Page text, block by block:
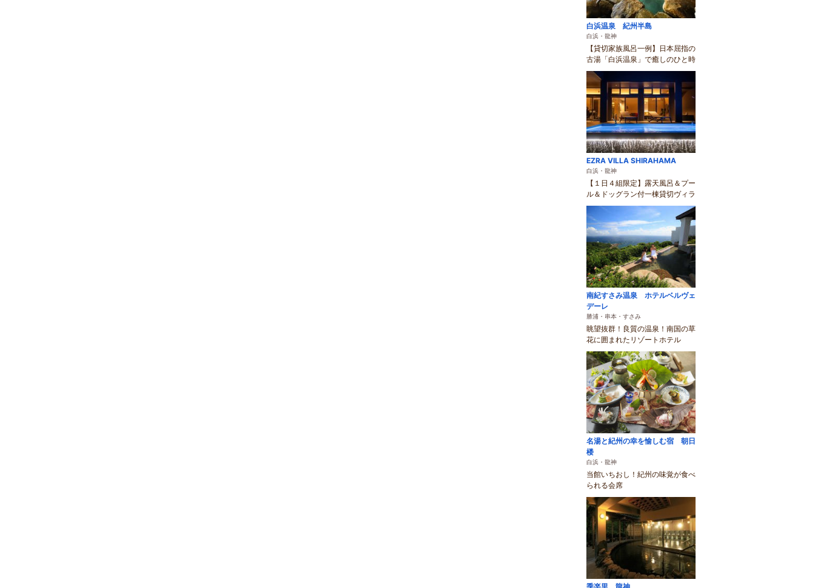
白浜温泉 紀州半島
白浜・龍神
【貸切家族風呂一例】日本屈指の
古湯「白浜温泉」で癒しのひと時
EZRA VILLA SHIRAHAMA
白浜・龍神
【１日４組限定】露天風呂＆プー
ル＆ドッグラン付一棟貸切ヴィラ
南紀すさみ温泉 ホテルベルヴェ
デーレ
勝浦・串本・すさみ
眺望抜群！良質の温泉！南国の草
花に囲まれたリゾートホテル
名湯と紀州の幸を愉しむ宿 朝日
楼
白浜・龍神
当館いちおし！紀州の味覚が食べ
られる会席